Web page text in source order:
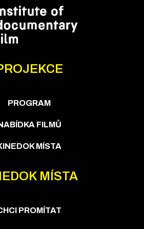
PROGRAM
FILMŮ
MÍSTA
MÍSTA
PROMÍTAT